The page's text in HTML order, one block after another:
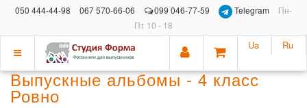
050 444-44-98 067 570-66-06 099 046-77-59 Telegram
Пн-
Пт 10 - 18
Показать
меню
Ua Ru
Выпускные альбомы - 4 класс
Ровно